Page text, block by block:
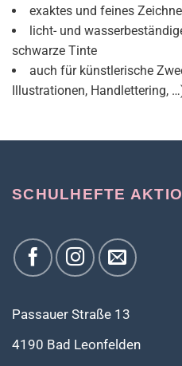
exaktes und feines
licht- und
schwarze Tinte
auch für künstlerische
Illustrationen, Handlettering,
SCHULHEFTE
Passauer Straße 13
4190 Bad Leonfelden